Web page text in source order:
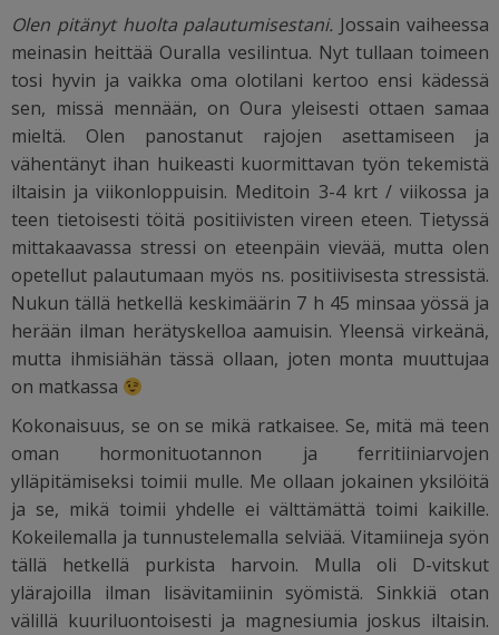
Olen pitänyt huolta palautumisestani. Jossain vaiheessa
meinasin heittää Ouralla vesilintua. Nyt tullaan toimeen
tosi hyvin ja vaikka oma olotilani kertoo ensi kädessä
sen, missä mennään, on Oura yleisesti ottaen samaa
mieltä. Olen panostanut rajojen asettamiseen ja
vähentänyt ihan huikeasti kuormittavan työn tekemistä
iltaisin ja viikonloppuisin. Meditoin 3-4 krt / viikossa ja
teen tietoisesti töitä positiivisten vireen eteen. Tietyssä
mittakaavassa stressi on eteenpäin vievää, mutta olen
opetellut palautumaan myös ns. positiivisesta stressistä.
Nukun tällä hetkellä keskimäärin 7 h 45 minsaa yössä ja
herään ilman herätyskelloa aamuisin. Yleensä virkeänä,
mutta ihmisiähän tässä ollaan, joten monta muuttujaa
on matkassa
Kokonaisuus, se on se mikä ratkaisee. Se, mitä mä teen
oman hormonituotannon ja ferritiiniarvojen
ylläpitämiseksi toimii mulle. Me ollaan jokainen yksilöitä
ja se, mikä toimii yhdelle ei välttämättä toimi kaikille.
Kokeilemalla ja tunnustelemalla selviää. Vitamiineja syön
tällä hetkellä purkista harvoin. Mulla oli D-vitskut
ylärajoilla ilman lisävitamiinin syömistä. Sinkkiä otan
välillä kuuriluontoisesti ja magnesiumia joskus iltaisin.